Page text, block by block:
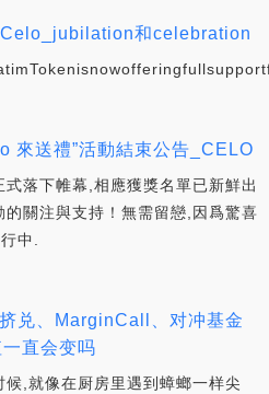
和celebration
來送禮”活動結束公告_CELO
落下帷幕,相應獲獎名單已新鮮出
關注與支持！無需留戀,因爲驚喜
中.
兑、MarginCall、对冲基金
直会变吗
,就像在厨房里遇到蟑螂一样尖